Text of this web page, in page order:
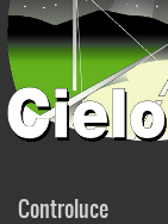
Controluce